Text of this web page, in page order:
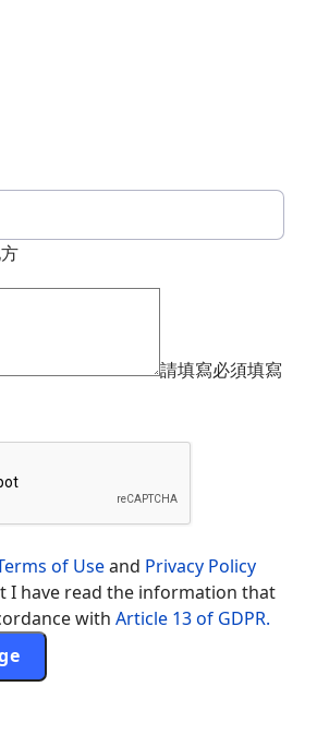
請填寫必須填寫
of Useand Privacy Policy
I have read the information that
with Article 13 of GDPR.